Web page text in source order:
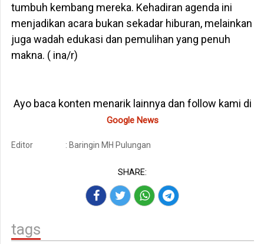
tumbuh kembang mereka. Kehadiran agenda ini
menjadikan acara bukan sekadar hiburan, melainkan
juga wadah edukasi dan pemulihan yang penuh
makna. ( ina/r)
Ayo baca konten menarik lainnya dan follow kami di
Google News
Editor : Baringin MH Pulungan
SHARE:
tags